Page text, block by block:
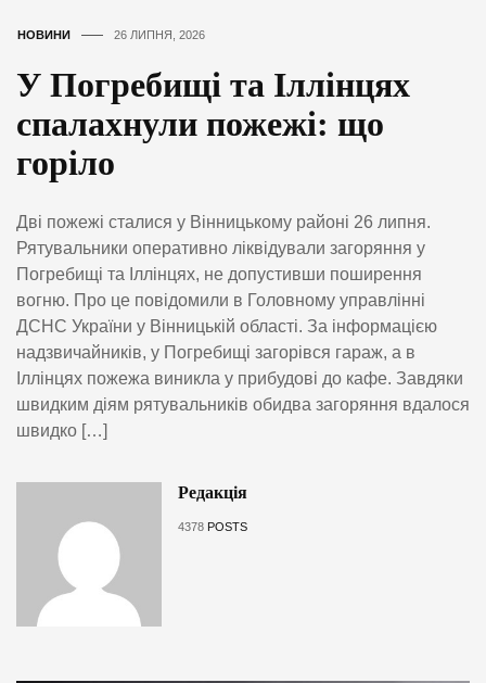
НОВИНИ 26 ЛИПНЯ, 2026
У Погребищі та Іллінцях
спалахнули пожежі: що
горіло
Дві пожежі сталися у Вінницькому районі 26 липня.
Рятувальники оперативно ліквідували загоряння у
Погребищі та Іллінцях, не допустивши поширення
вогню. Про це повідомили в Головному управлінні
ДСНС України у Вінницькій області. За інформацією
надзвичайників, у Погребищі загорівся гараж, а в
Іллінцях пожежа виникла у прибудові до кафе. Завдяки
швидким діям рятувальників обидва загоряння вдалося
швидко […]
Редакція
4378 POSTS